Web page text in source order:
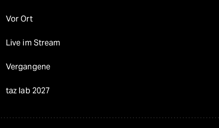
Vor Ort
Live im Stream
Vergangene
taz lab 2027